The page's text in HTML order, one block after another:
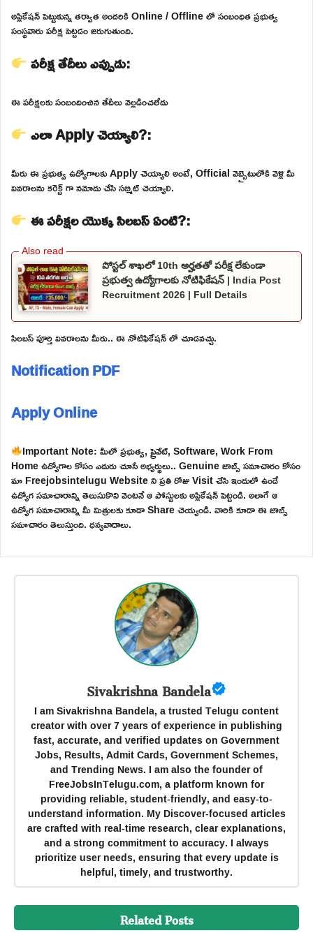
అప్లికేషన్ పెట్టుకున్న తర్వాత అందరికి Online / Offline లో సంబంధిత ప్రభుత్వ
సంస్థవారు పరీక్ష పెట్టడం జరుగుతుంది.
పరీక్ష తేదీలు ఎప్పుడు:
ఈ పరీక్షలకు సంబందించిన తేదీలు వెల్లడించలేదు
ఎలా Apply చెయ్యాలి?:
మీరు ఈ ప్రభుత్వ ఉద్యోగాలకు Apply చెయ్యాలి అంటే, Official వెబ్సైటులోకి వెళ్లి మీ
వివరాలను కరెక్ట్ గా నమోదు చేసి సబ్మిట్ చెయ్యాలి.
ఈ పరీక్షల యొక్క సిలబస్ ఏంటి?:
పోస్టల్ శాఖలో 10th అర్హతతో పరీక్ష లేకుండా
ప్రభుత్వ ఉద్యోగాలకు నోటిఫికేషన్ | India Post
Recruitment 2026 | Full Details
సిలబస్ పూర్తి వివరాలను మీరు.. ఈ నోటిఫికేషన్ లో చూడవచ్చు.
Notification PDF
Apply Online
Important Note: మీలో ప్రభుత్వ, ప్రైవేట్, Software, Work From
Home ఉద్యోగాల కోసం ఎదురు చూసే అభ్యర్థులు.. Genuine జాబ్స్ సమాచారం కోసం
మా Freejobsintelugu Website ని ప్రతి రోజు Visit చేసి ఇందులో ఉండే
ఉద్యోగ సమాచారాన్ని తెలుసుకొని వెంటనే ఆ పోస్టులకు అప్లికేషన్ పెట్టండి. అలాగే ఆ
ఉద్యోగ సమాచారాన్ని మీ మిత్రులకు కూడా Share చెయ్యండి. వారికి కూడా ఈ జాబ్స్
సమాచారం తెలుస్తుంది. ధన్యవాదాలు.
Sivakrishna Bandela
I am Sivakrishna Bandela, a trusted Telugu content
creator with over 7 years of experience in publishing
fast, accurate, and verified updates on Government
Jobs, Results, Admit Cards, Government Schemes,
and Trending News. I am also the founder of
FreeJobsInTelugu.com, a platform known for
providing reliable, student-friendly, and easy-to-
understand information. My Discover-focused articles
are crafted with real-time research, clear explanations,
and a strong commitment to accuracy. I always
prioritize user needs, ensuring that every update is
helpful, timely, and trustworthy.
Related Posts